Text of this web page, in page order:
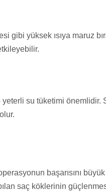
yüksek ısıya maruz
su tüketimi önemlidir.
başarısını
saç köklerinin